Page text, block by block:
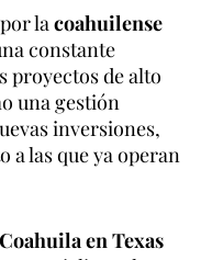
la coahuilense
constante
proyectos de alto
una gestión
inversiones,
a las que ya operan
en Texas